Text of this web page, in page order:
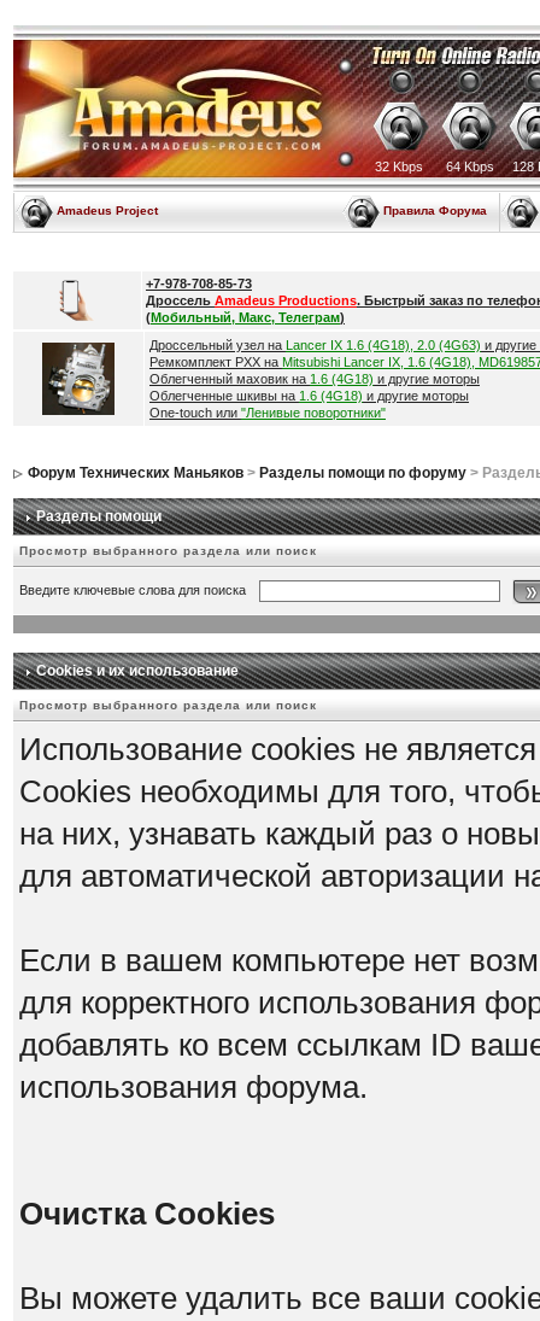
32 Kbps 64 Kbps 128
Amadeus Project Правила Форума
+7-978-708-85-73
Дроссель Amadeus Productions. Быстрый заказ по
(Мобильный, Макс, Телеграм)
Дроссельный узел на Lancer IX 1.6 (4G18), 2.0 (4G63) и
Ремкомплект РХХ на Mitsubishi Lancer IX, 1.6 (4G18),
Облегченный маховик на 1.6 (4G18) и другие моторы
Облегченные шкивы на 1.6 (4G18) и другие моторы
One-touch или "Ленивые поворотники"
Форум Технических Маньяков> Разделы помощи по форуму>
Разделы помощи
Просмотр выбранного раздела или поиск
Введите ключевые слова для поиска
Cookies и их использование
Просмотр выбранного раздела или поиск
Использование cookies не
Cookies необходимы для того,
на них, узнавать каждый раз о
для автоматической
Если в вашем компьютере нет
для корректного использования
добавлять ко всем ссылкам ID
использования форума.
Очистка Cookies
Вы можете удалить все ваши